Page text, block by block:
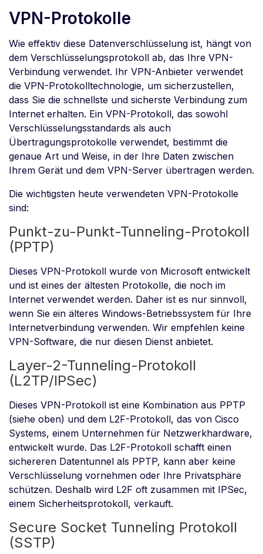
VPN-Protokolle
Wie effektiv diese Datenverschlüsselung ist, hängt von
dem Verschlüsselungsprotokoll ab, das Ihre VPN-
Verbindung verwendet. Ihr VPN-Anbieter verwendet
die VPN-Protokolltechnologie, um sicherzustellen,
dass Sie die schnellste und sicherste Verbindung zum
Internet erhalten. Ein VPN-Protokoll, das sowohl
Verschlüsselungsstandards als auch
Übertragungsprotokolle verwendet, bestimmt die
genaue Art und Weise, in der Ihre Daten zwischen
Ihrem Gerät und dem VPN-Server übertragen werden.
Die wichtigsten heute verwendeten VPN-Protokolle
sind:
Punkt-zu-Punkt-Tunneling-Protokoll
(PPTP)
Dieses VPN-Protokoll wurde von Microsoft entwickelt
und ist eines der ältesten Protokolle, die noch im
Internet verwendet werden. Daher ist es nur sinnvoll,
wenn Sie ein älteres Windows-Betriebssystem für Ihre
Internetverbindung verwenden. Wir empfehlen keine
VPN-Software, die nur diesen Dienst anbietet.
Layer-2-Tunneling-Protokoll
(L2TP/IPSec)
Dieses VPN-Protokoll ist eine Kombination aus PPTP
(siehe oben) und dem L2F-Protokoll, das von Cisco
Systems, einem Unternehmen für Netzwerkhardware,
entwickelt wurde. Das L2F-Protokoll schafft einen
sichereren Datentunnel als PPTP, kann aber keine
Verschlüsselung vornehmen oder Ihre Privatsphäre
schützen. Deshalb wird L2F oft zusammen mit IPSec,
einem Sicherheitsprotokoll, verkauft.
Secure Socket Tunneling Protokoll
(SSTP)